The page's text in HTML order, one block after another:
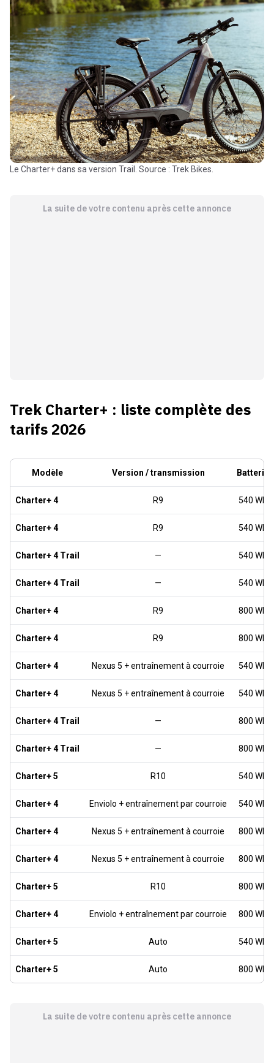
Le Charter+ dans sa version Trail. Source : Trek Bikes.
La suite de votre contenu après cette annonce
Trek Charter+ : liste complète des
tarifs 2026
Modèle Version / transmission Batterie
Charter+ 4 R9 540 Wh
Charter+ 4 R9 540 Wh
Charter+ 4 Trail — 540 Wh
Charter+ 4 Trail — 540 Wh
Charter+ 4 R9 800 Wh
Charter+ 4 R9 800 Wh
Charter+ 4 Nexus 5 + entraînement à courroie 540 Wh
Charter+ 4 Nexus 5 + entraînement à courroie 540 Wh
Charter+ 4 Trail — 800 Wh
Charter+ 4 Trail — 800 Wh
Charter+ 5 R10 540 Wh
Charter+ 4 Enviolo + entraînement par courroie 540 Wh
Charter+ 4 Nexus 5 + entraînement à courroie 800 Wh
Charter+ 4 Nexus 5 + entraînement à courroie 800 Wh
Charter+ 5 R10 800 Wh
Charter+ 4 Enviolo + entraînement par courroie 800 Wh
Charter+ 5 Auto 540 Wh
Charter+ 5 Auto 800 Wh
La suite de votre contenu après cette annonce